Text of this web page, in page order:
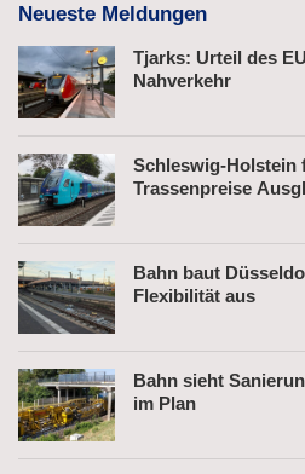
Neueste Meldungen
Tjarks: Urteil des
Nahverkehr
Schleswig-Holstein
Trassenpreise
Bahn baut
Flexibilität aus
Bahn sieht
im Plan